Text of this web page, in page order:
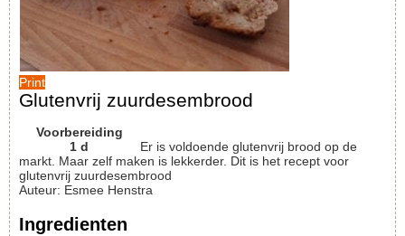
Print
Glutenvrij zuurdesembrood
Voorbereiding
1 d
Er is voldoende glutenvrij brood op de
markt. Maar zelf maken is lekkerder. Dit is het recept voor
glutenvrij zuurdesembrood
Auteur: Esmee Henstra
Ingredienten